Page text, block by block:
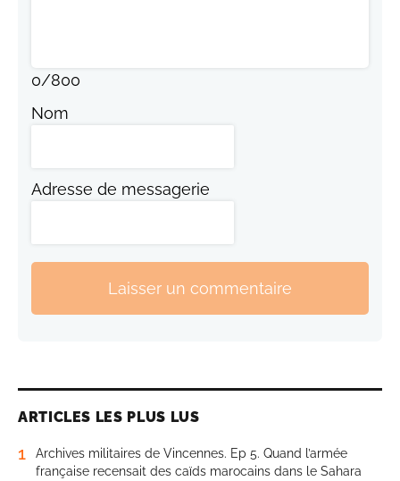
0/800
Nom
Adresse de messagerie
Laisser un commentaire
ARTICLES LES PLUS LUS
1
Archives militaires de Vincennes. Ep 5. Quand l’armée
française recensait des caïds marocains dans le Sahara